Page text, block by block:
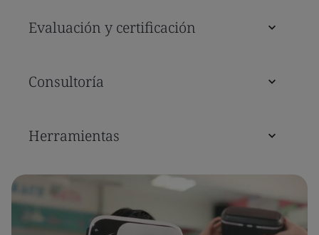
Evaluación y certificación
Consultoría
Herramientas